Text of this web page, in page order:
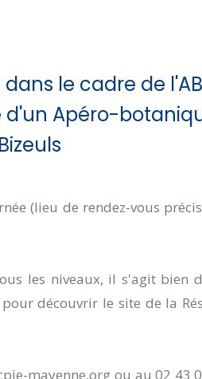
le cadre de
d'un Apéro-
(lieu de rendez-vous
les niveaux, il s'agit bien
découvrir le site de la
mayenne.org ou au 02 43